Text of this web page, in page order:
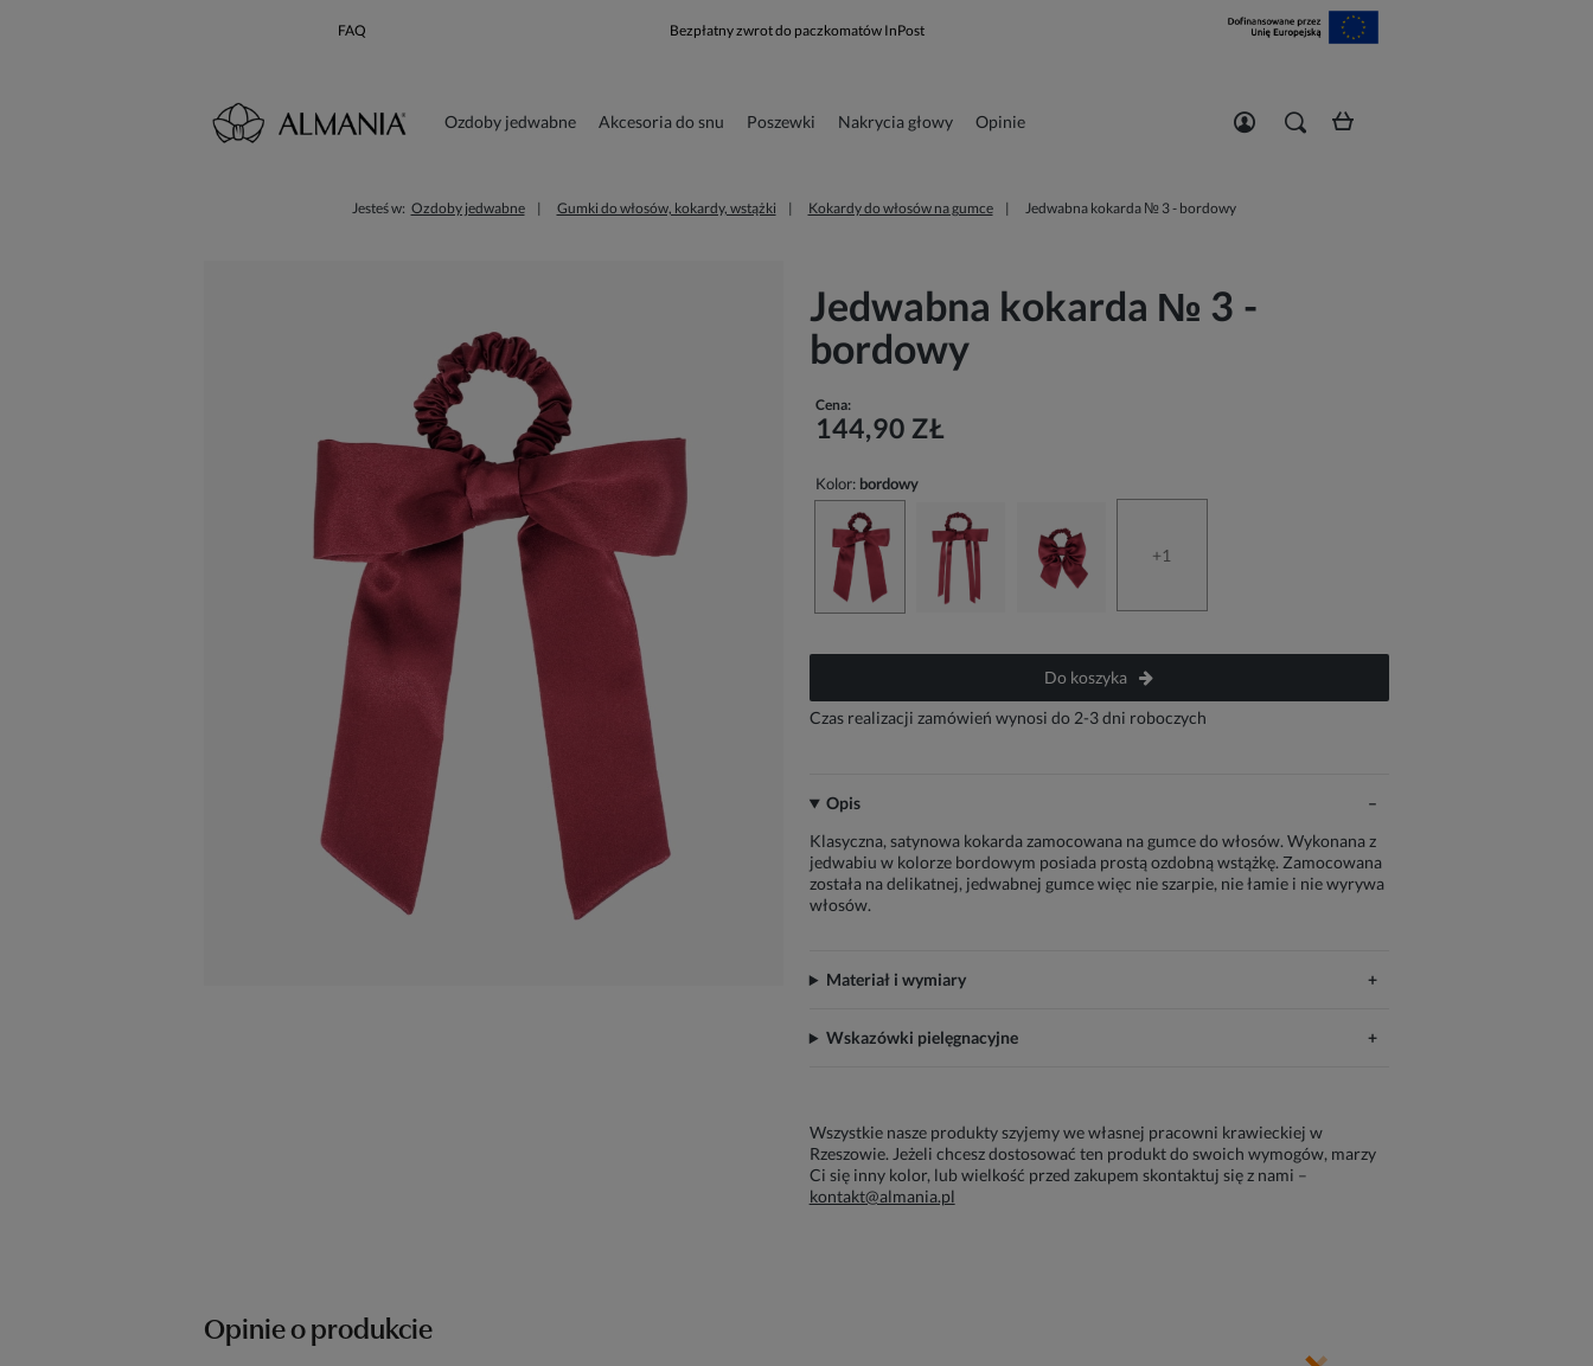
FAQ Bezpłatny zwrot do paczkomatów InPost
Ozdoby jedwabne Akcesoria do snu Poszewki Nakrycia głowy Opinie
Jesteś w: Ozdoby jedwabne Gumki do włosów, kokardy, wstążki Kokardy do włosów na gumce Jedwabna kokarda № 3 - bordowy
Jedwabna kokarda № 3 -
bordowy
Cena:
144,90 ZŁ
Kolor: bordowy
+1
Do koszyka
Czas realizacji zamówień wynosi do 2-3 dni roboczych
Opis
Klasyczna, satynowa kokarda zamocowana na gumce do włosów. Wykonana z
jedwabiu w kolorze bordowym posiada prostą ozdobną wstążkę. Zamocowana
została na delikatnej, jedwabnej gumce więc nie szarpie, nie łamie i nie wyrywa
włosów.
Materiał i wymiary
Wskazówki pielęgnacyjne
Wszystkie nasze produkty szyjemy we własnej pracowni krawieckiej w
Rzeszowie. Jeżeli chcesz dostosować ten produkt do swoich wymogów, marzy
Ci się inny kolor, lub wielkość przed zakupem skontaktuj się z nami –
kontakt@almania.pl
Opinie o produkcie